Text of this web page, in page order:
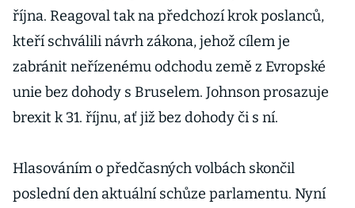
října. Reagoval tak na předchozí krok poslanců,
kteří schválili návrh zákona, jehož cílem je
zabránit neřízenému odchodu země z Evropské
unie bez dohody s Bruselem. Johnson prosazuje
brexit k 31. říjnu, ať již bez dohody či s ní.
Hlasováním o předčasných volbách skončil
poslední den aktuální schůze parlamentu. Nyní